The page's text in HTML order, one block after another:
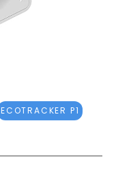
ECOTRACKER P1